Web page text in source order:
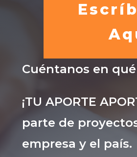
Cuéntanos en
¡TU APORTE
parte de
empresa y el país.